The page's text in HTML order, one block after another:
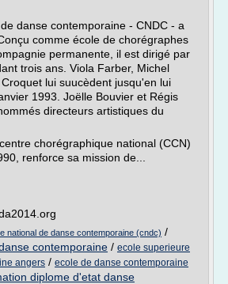
danse contemporaine - CNDC - a
comme école de chorégraphes
permanente, il est dirigé par
trois ans. Viola Farber, Michel
lui suucèdent jusqu'en lui
1993. Joëlle Bouvier et Régis
directeurs artistiques du
chorégraphique national (CCN)
renforce sa mission de...
national de danse contemporaine (cndc) /
contemporaine / ecole superieure
angers / ecole de danse contemporaine
diplome d'etat danse